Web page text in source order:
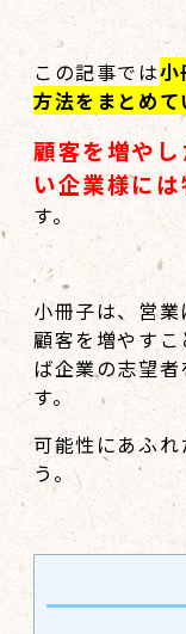
この記事では小
方法をまとめて
顧客を増や
い企業様に
す。
小冊子は、営
顧客を増やす
ば企業の志望
す。
可能性にあふ
う。